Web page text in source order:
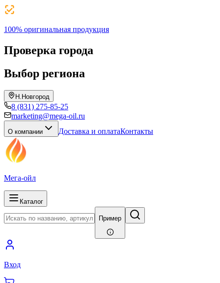
100% оригинальная продукция
Проверка города
Выбор региона
Н.Новгород
8 (831) 275-85-25
marketing@mega-oil.ru
О компании Доставка и оплатаКонтакты
Мега-ойл
Каталог
Пример
Вход